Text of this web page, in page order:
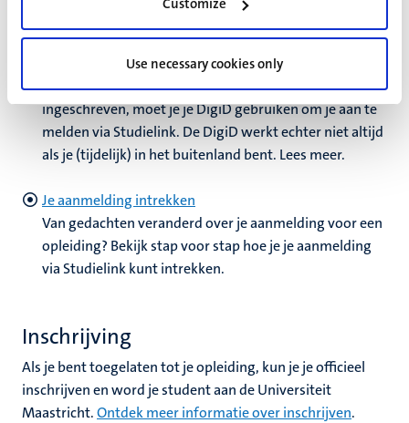
Customize
Use necessary cookies only
diplomawaardering te dekken.
Je bestaande DigiD gebruiken vanuithet buitenland
Als je als inwoner van een Nederlandse gemeente staat
ingeschreven, moet je je DigiD gebruiken om je aan te
melden via Studielink. De DigiD werkt echter niet altijd
als je (tijdelijk) in het buitenland bent. Lees meer.
Je aanmelding intrekken
Van gedachten veranderd over je aanmelding voor een
opleiding? Bekijk stap voor stap hoe je je aanmelding
via Studielink kunt intrekken.
Inschrijving
Als je bent toegelaten tot je opleiding, kun je je officieel
inschrijven en word je student aan de Universiteit
Maastricht.Ontdek meer informatie over inschrijven.